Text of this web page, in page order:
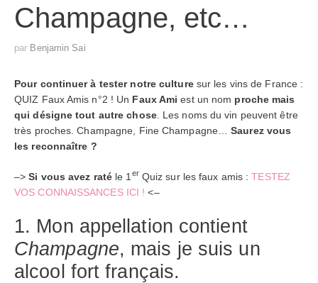
Champagne, etc…
par Benjamin Sai
Pour continuer à tester notre culturesur les vins de France :
QUIZ Faux Amis n°2 ! Un Faux Ami est un nom proche mais
qui désigne tout autre chose. Les noms du vin peuvent être
très proches. Champagne, Fine Champagne…Saurez vous
les reconnaître ?
–>Si vous avez raté le 1 erQuiz sur les faux amis :TESTEZ
VOS CONNAISSANCES ICI !<–
1. Mon appellation contient
Champagne, mais je suis un
alcool fort français.